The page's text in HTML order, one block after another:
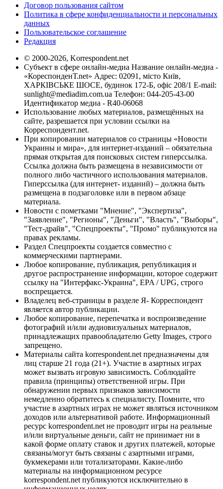
Договор пользования сайтом
Политика в сфере конфиденциальности и персональных
данных
Пользовательское соглашение
Редакция
© 2000-2026, Korrespondent.net
Субъект в сфере онлайн-медиа Название онлайн-медиа -
«КореспонденТ.net» Адрес: 02091, місто Київ,
ХАРКІВСЬКЕ ШОСЕ, будинок 172-Б, офіс 208/1 E-mail:
sunlight@mediadim.com.ua Телефон: 044-205-43-00
Идентификатор медиа - R40-06068
Использование любых материалов, размещённых на
сайте, разрешается при условии ссылки на
Корреспондент.net.
При копировании материалов со страницы «Новости
Украины и мира», для интернет-изданий – обязательна
прямая открытая для поисковых систем гиперссылка.
Ссылка должна быть размещена в независимости от
полного либо частичного использования материалов.
Гиперссылка (для интернет- изданий) – должна быть
размещена в подзаголовке или в первом абзаце
материала.
Новости с пометками "Мнение", "Экспертиза",
"Заявление", "Регионы", "Деньги", "Власть", "Выборы",
"Тест-драйв", "Спецпроекты", "Промо" публикуются на
правах рекламы.
Раздел Спецпроекты создается совместно с
коммерческими партнерами.
Любое копирование, публикация, републикация и
другое распространение информации, которое содержит
ссылку на "Интерфакс-Украина", EPA / UPG, строго
воспрещается.
Владелец веб-страницы в разделе Я- Корреспондент
является автор публикации.
Любое копирование, перепечатка и воспроизведение
фотографий и/или аудиовизуальных материалов,
принадлежащих правообладателю Getty Images, строго
запрещено.
Материалы сайта korrespondent.net предназначены для
лиц старше 21 года (21+). Участие в азартных играх
может вызвать игровую зависимость. Соблюдайте
правила (принципы) ответственной игры. При
обнаружении первых признаков зависимости
немедленно обратитесь к специалисту. Помните, что
участие в азартных играх не может являться источником
доходов или альтернативой работе. Информационный
ресурс korrespondent.net не проводит игры на реальные
и/или виртуальные деньги, сайт не принимает ни в
какой форме оплату ставок и других платежей, которые
связаны/могут быть связаны с азартными играми,
букмекерами или тотализаторами. Какие-либо
материалы на информационном ресурсе
korrespondent.net публикуются исключительно в